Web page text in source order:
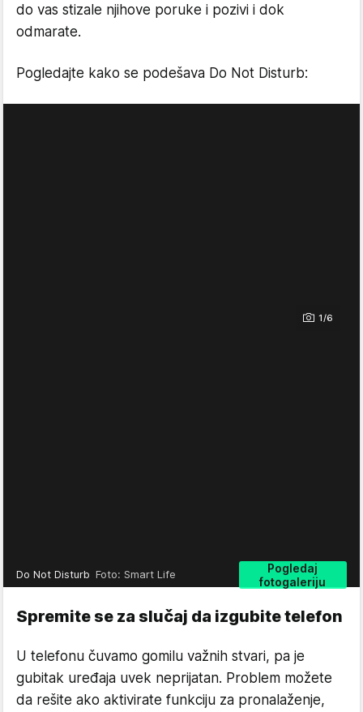
do vas stizale njihove poruke i pozivi i dok
odmarate.
Pogledajte kako se podešava Do Not Disturb:
1/6
Pogledaj
fotogaleriju
Do Not Disturb Foto: Smart Life
Spremite se za slučaj da izgubite telefon
U telefonu čuvamo gomilu važnih stvari, pa je
gubitak uređaja uvek neprijatan. Problem možete
da rešite ako aktivirate funkciju za pronalaženje,